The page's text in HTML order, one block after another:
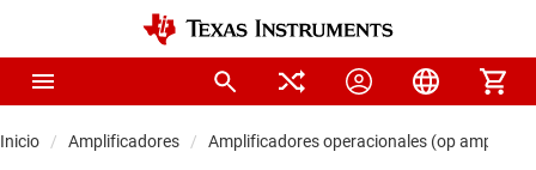
Inicio Amplificadores Amplificadores operacionales (op amps)